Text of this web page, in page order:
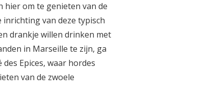
hier om te genieten van de
inrichting van deze typisch
drankje willen drinken met
in Marseille te zijn, ga
Epices, waar hordes
van de zwoele